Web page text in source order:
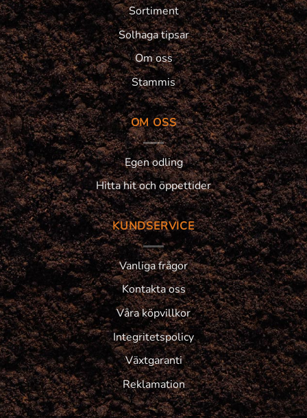
Sortiment
Solhaga tipsar
Om oss
Stammis
OM OSS
Egen odling
Hitta hit och öppettider
KUNDSERVICE
Vanliga frågor
Kontakta oss
Våra köpvillkor
Integritetspolicy
Växtgaranti
Reklamation